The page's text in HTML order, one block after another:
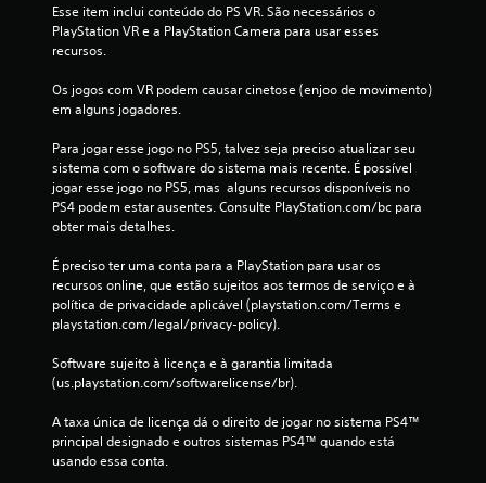
e
Esse item inclui conteúdo do PS VR. São necessários o
PlayStation VR e a PlayStation Camera para usar esses
recursos.
Os jogos com VR podem causar cinetose (enjoo de movimento)
em alguns jogadores.
Para jogar esse jogo no PS5, talvez seja preciso atualizar seu
sistema com o software do sistema mais recente. É possível
jogar esse jogo no PS5, mas  alguns recursos disponíveis no
PS4 podem estar ausentes. Consulte PlayStation.com/bc para
obter mais detalhes.
É preciso ter uma conta para a PlayStation para usar os
recursos online, que estão sujeitos aos termos de serviço e à
política de privacidade aplicável (playstation.com/Terms e
playstation.com/legal/privacy-policy).
Software sujeito à licença e à garantia limitada
(us.playstation.com/softwarelicense/br).
A taxa única de licença dá o direito de jogar no sistema PS4™
principal designado e outros sistemas PS4™ quando está
usando essa conta.